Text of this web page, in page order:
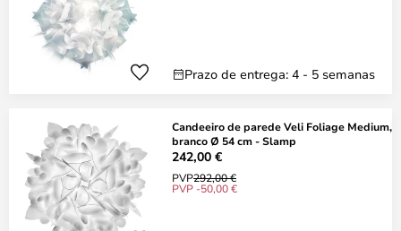
Prazo de entrega: 4 - 5 semanas
Candeeiro de parede Veli Foliage Medium,
branco Ø 54 cm - Slamp
242,00 €
PVP292,00 €
PVP -50,00 €